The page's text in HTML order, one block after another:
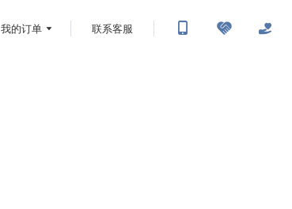
我的订单 联系客服